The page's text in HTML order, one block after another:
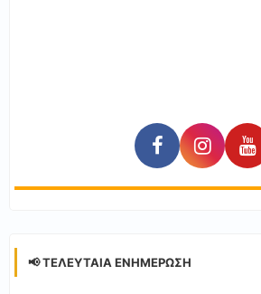
📢 ΤΕΛΕΥΤΑΊΑ ΕΝΗΜΈΡΩΣΗ